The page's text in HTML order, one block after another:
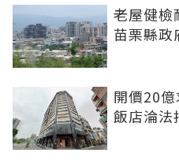
老屋健檢
苗栗縣政
開價20
飯店淪法